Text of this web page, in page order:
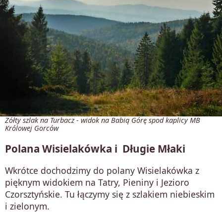
Żółty szlak na Turbacz - widok na Babią Górę spod kaplicy MB
Królowej Gorców
Polana Wisielakówka i Długie Młaki
Wkrótce dochodzimy do polany Wisielakówka z
pięknym widokiem na Tatry, Pieniny i Jezioro
Czorsztyńskie. Tu łączymy się z szlakiem niebieskim
i zielonym.